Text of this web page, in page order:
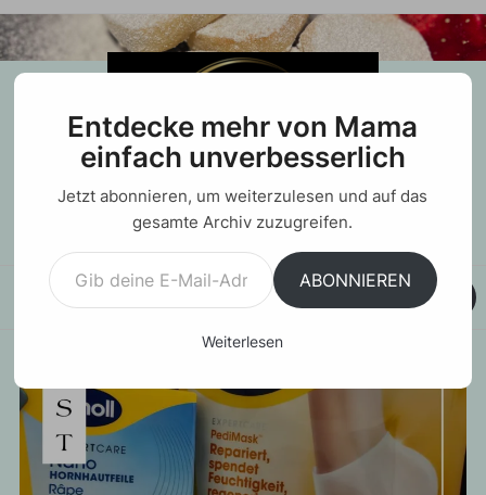
MENU
Entdecke mehr von Mama
einfach unverbesserlich
Jetzt abonnieren, um weiterzulesen und auf das
gesamte Archiv zuzugreifen.
Gib deine E-Mail-Adresse ein ...
ABONNIEREN
Weiterlesen